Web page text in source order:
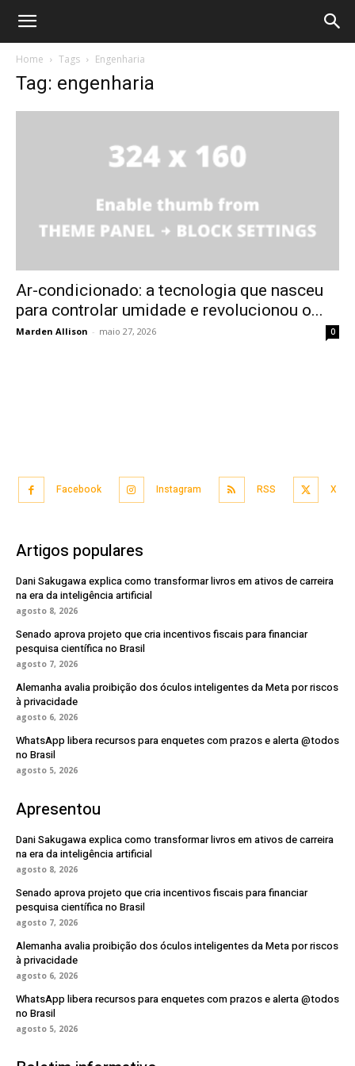
Home Tags Engenharia
Tag: engenharia
Ar-condicionado: a tecnologia que nasceu
para controlar umidade e revolucionou o...
Marden Allison - maio 27, 2026 0
Facebook Instagram RSS X
Artigos populares
Dani Sakugawa explica como transformar livros em ativos de carreira
na era da inteligência artificial
agosto 8, 2026
Senado aprova projeto que cria incentivos fiscais para financiar
pesquisa científica no Brasil
agosto 7, 2026
Alemanha avalia proibição dos óculos inteligentes da Meta por riscos
à privacidade
agosto 6, 2026
WhatsApp libera recursos para enquetes com prazos e alerta @todos
no Brasil
agosto 5, 2026
Apresentou
Dani Sakugawa explica como transformar livros em ativos de carreira
na era da inteligência artificial
agosto 8, 2026
Senado aprova projeto que cria incentivos fiscais para financiar
pesquisa científica no Brasil
agosto 7, 2026
Alemanha avalia proibição dos óculos inteligentes da Meta por riscos
à privacidade
agosto 6, 2026
WhatsApp libera recursos para enquetes com prazos e alerta @todos
no Brasil
agosto 5, 2026